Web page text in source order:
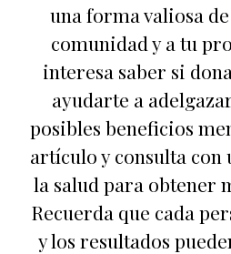
una forma valiosa
comunidad y a tu
interesa saber si
ayudarte a
posibles beneficios
artículo y consulta con
la salud para obtener
Recuerda que cada
y los resultados